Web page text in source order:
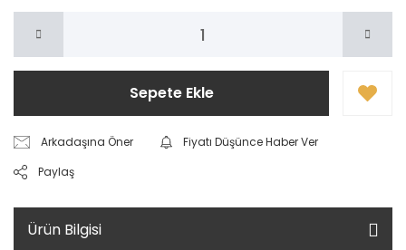
Sepete Ekle
Arkadaşına Öner
Fiyatı Düşünce Haber Ver
Paylaş
Ürün Bilgisi